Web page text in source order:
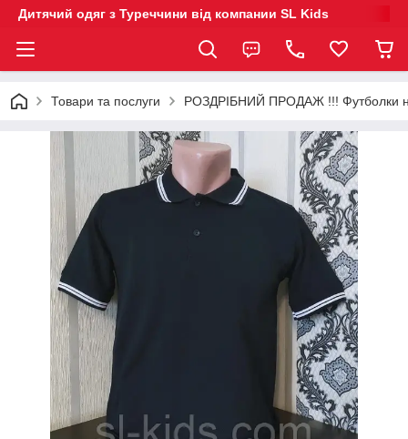
Дитячий одяг з Туреччини від компании SL Kids
Товари та послуги РОЗДРІБНИЙ ПРОДАЖ !!! Футболки на